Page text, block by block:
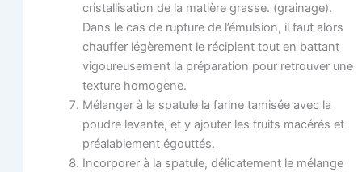
cris­tal­li­sa­tion de la matière grasse. (grai­nage).
Dans le cas de rup­ture de l’émulsion, il faut alors
chauf­fer légè­re­ment le réci­pient tout en bat­tant
vigou­reu­se­ment la pré­pa­ra­tion pour retrou­ver une
tex­ture homogène.
Mélan­ger à la spa­tule la farine tami­sée avec la
poudre levante, et y ajou­ter les fruits macé­rés et
préa­la­ble­ment égouttés.
Incor­po­rer à la spa­tule, déli­ca­te­ment le mélange